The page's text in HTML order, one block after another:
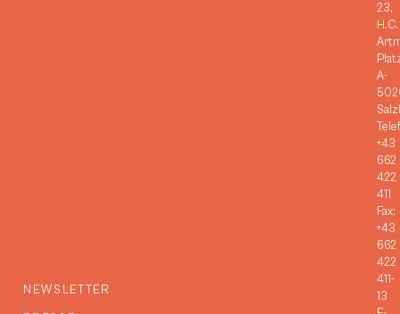
NEWSLETTER
23,
H.C.
A-
+43
662
422
411
Fax:
+43
662
422
411-
13